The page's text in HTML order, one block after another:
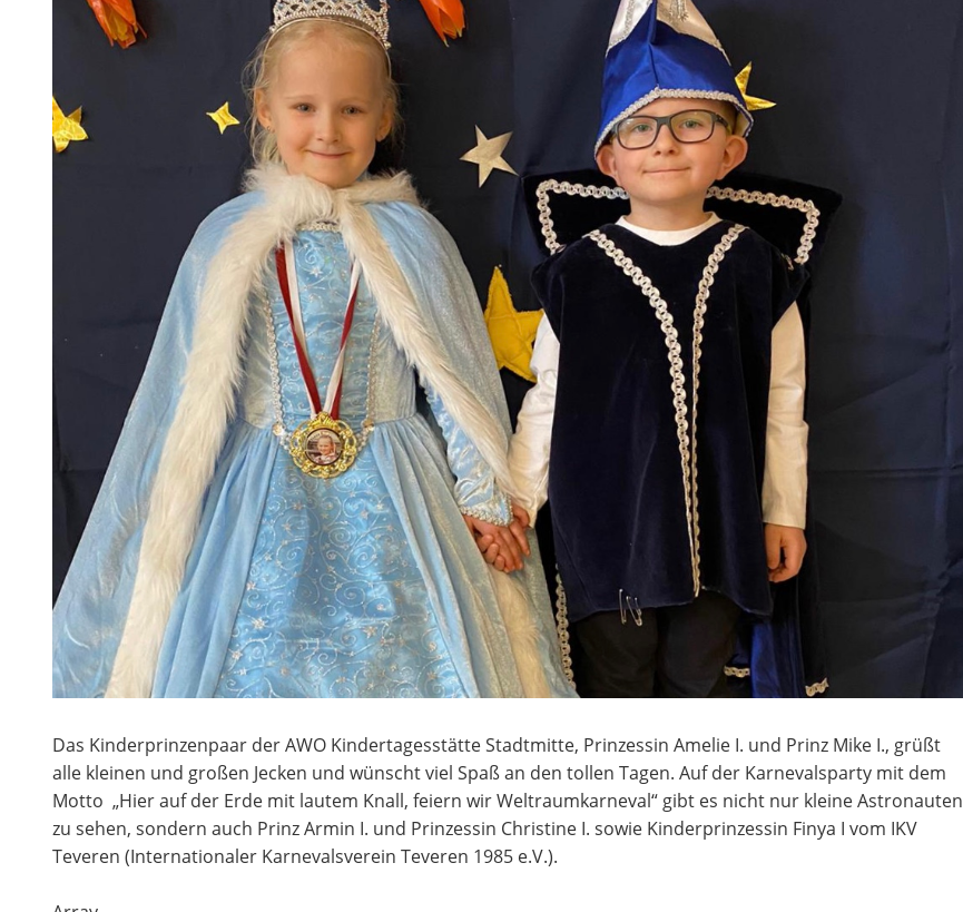
Das Kinderprinzenpaar der AWO Kindertagesstätte Stadtmitte, Prinzessin Amelie I. und Prinz Mike I., grüßt
alle kleinen und großen Jecken und wünscht viel Spaß an den tollen Tagen. Auf der Karnevalsparty mit dem
Motto „Hier auf der Erde mit lautem Knall, feiern wir Weltraumkarneval“ gibt es nicht nur kleine Astronauten
zu sehen, sondern auch Prinz Armin I. und Prinzessin Christine I. sowie Kinderprinzessin Finya I vom IKV
Teveren (Internationaler Karnevalsverein Teveren 1985 e.V.).